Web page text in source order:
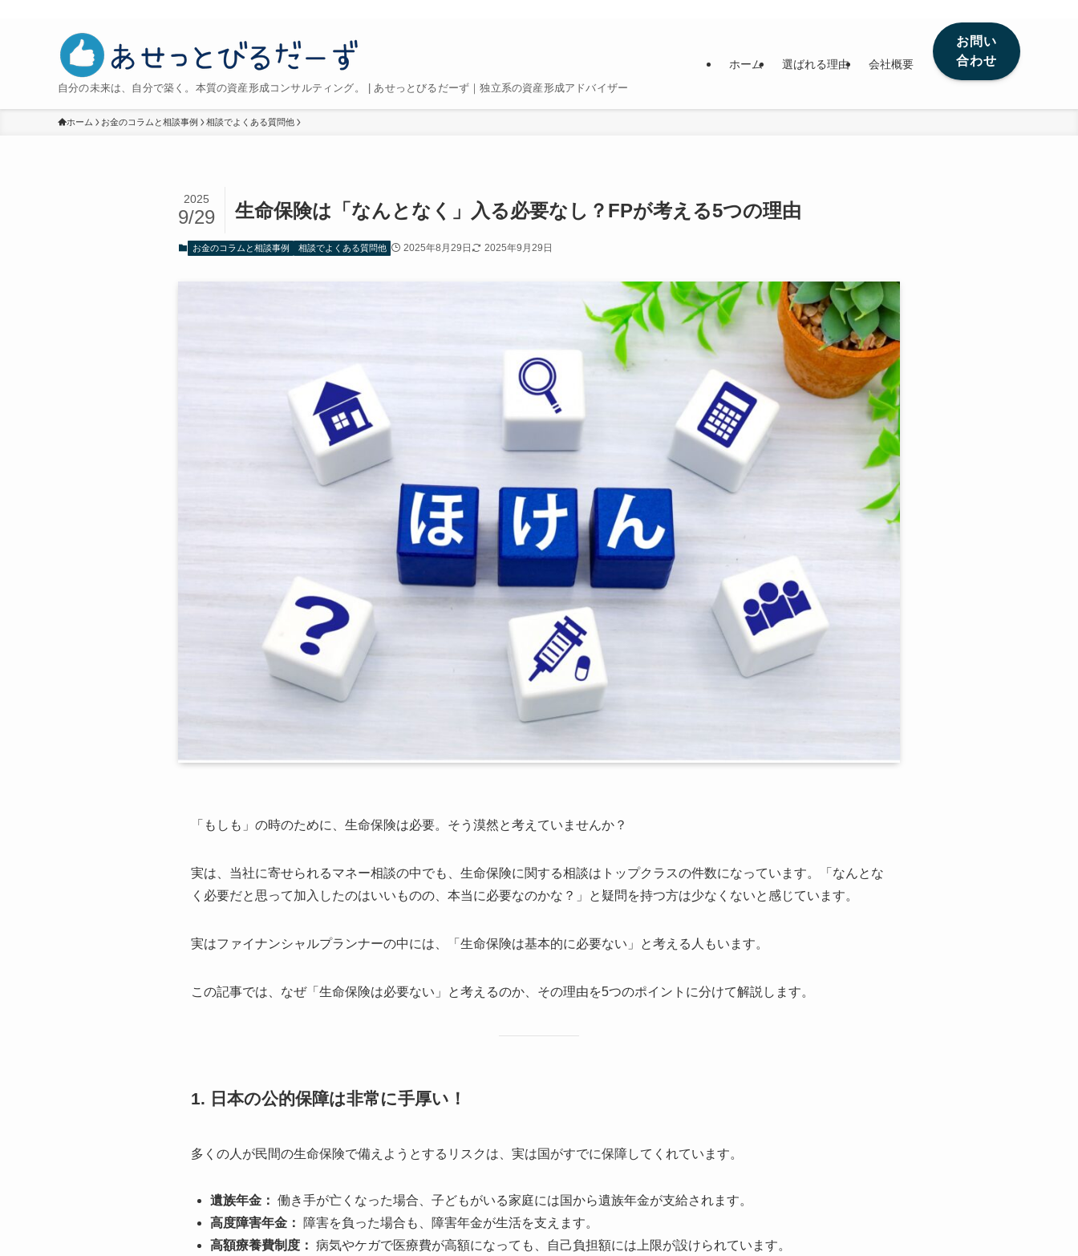
自分の未来は、自分で築く。本質の資産形成コンサルティング。 | あせっとびるだーず｜独立系の資産形成アドバイザー
ホーム 選ばれる理由 会社概要
お問い
合わせ
ホーム お金のコラムと相談事例 相談でよくある質問他
生命保険は「なんとなく」入る必要なし？FPが考える5つの理由
2025
9/29
お金のコラムと相談事例 相談でよくある質問他 2025年8月29日 2025年9月29日
「もしも」の時のために、生命保険は必要。そう漠然と考えていませんか？
実は、当社に寄せられるマネー相談の中でも、生命保険に関する相談はトップクラスの件数になっています。「なんとな
く必要だと思って加入したのはいいものの、本当に必要なのかな？」と疑問を持つ方は少なくないと感じています。
実はファイナンシャルプランナーの中には、「生命保険は基本的に必要ない」と考える人もいます。
この記事では、なぜ「生命保険は必要ない」と考えるのか、その理由を5つのポイントに分けて解説します。
1. 日本の公的保障は非常に手厚い！
多くの人が民間の生命保険で備えようとするリスクは、実は国がすでに保障してくれています。
遺族年金： 働き手が亡くなった場合、子どもがいる家庭には国から遺族年金が支給されます。
高度障害年金：
障害を負った場合も、障害年金が生活を支えます。
高額療養費制度： 病気やケガで医療費が高額になっても、自己負担額には上限が設けられています。